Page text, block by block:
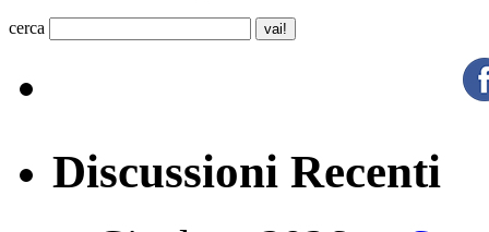
cerca
Discussioni Recenti